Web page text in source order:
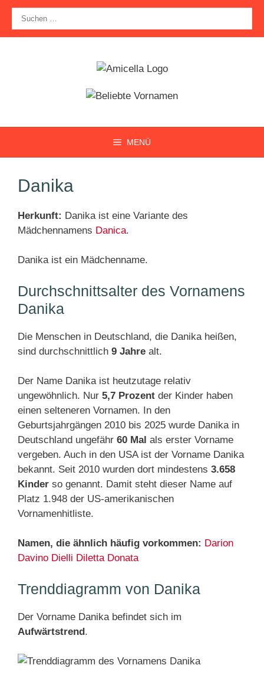
Zum
Inhalt
springen
nach:
MENÜ
Danika
Herkunft: Danika ist eine Variante des
Mädchennamens Danica.
Danika ist ein Mädchenname.
Durchschnittsalter des Vornamens
Danika
Die Menschen in Deutschland, die Danika heißen,
sind durchschnittlich 9 Jahre alt.
Der Name Danika ist heutzutage relativ
ungewöhnlich. Nur 5,7 Prozent der Kinder haben
einen selteneren Vornamen. In den
Geburtsjahrgängen 2010 bis 2025 wurde Danika in
Deutschland ungefähr 60 Mal als erster Vorname
vergeben. Auch in den USA ist der Vorname Danika
bekannt. Seit 2010 wurden dort mindestens 3.658
Kinder so genannt. Damit steht dieser Name auf
Platz 1.948 der US-amerikanischen
Vornamenhitliste.
Namen, die ähnlich häufig vorkommen: Darion
Davino Dielli Diletta Donata
Trenddiagramm von Danika
Der Vorname Danika befindet sich im
Aufwärtstrend.